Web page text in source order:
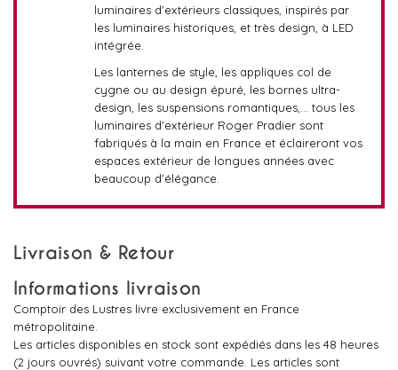
luminaires d'extérieurs classiques, inspirés par
les luminaires historiques, et très design, à LED
intégrée.
Les lanternes de style, les appliques col de
cygne ou au design épuré, les bornes ultra-
design, les suspensions romantiques,... tous les
luminaires d'extérieur Roger Pradier sont
fabriqués à la main en France et éclaireront vos
espaces extérieur de longues années avec
beaucoup d'élégance.
Livraison & Retour
Informations livraison
Comptoir des Lustres livre exclusivement en France
métropolitaine.
Les articles disponibles en stock sont expédiés dans les 48 heures
(2 jours ouvrés) suivant votre commande. Les articles sont